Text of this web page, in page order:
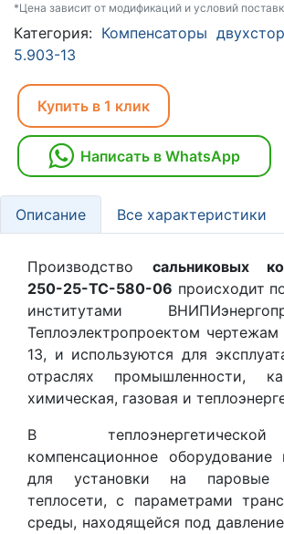
*Цена зависит от модификаций и условий
Категория: Компенсаторы
5.903-13
Купить в 1 клик
Написать в WhatsApp
Описание Все характеристики
Производство сальниковых
250-25-TC-580-06 происходит
институтами
Теплоэлектропроектом
13, и используются для
отраслях промышленности,
химическая, газовая и
В
компенсационное оборудование
для установки на
теплосети, с параметрами
среды, находящейся под